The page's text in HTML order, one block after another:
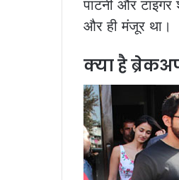
पाटनी और
और ही मंजूर था।
क्या है